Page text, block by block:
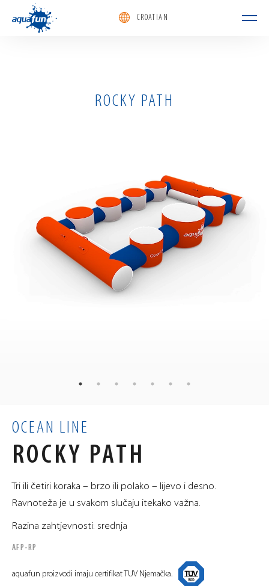
CROATIAN
ROCKY PATH
m³
OCEAN LINE
ROCKY PATH
Tri ili četiri koraka – brzo ili polako – lijevo i desno.
Ravnoteža je u svakom slučaju itekako važna.
Razina zahtjevnosti: srednja
AFP-RP
aquafun proizvodi imaju certifikat TUV Njemačka.